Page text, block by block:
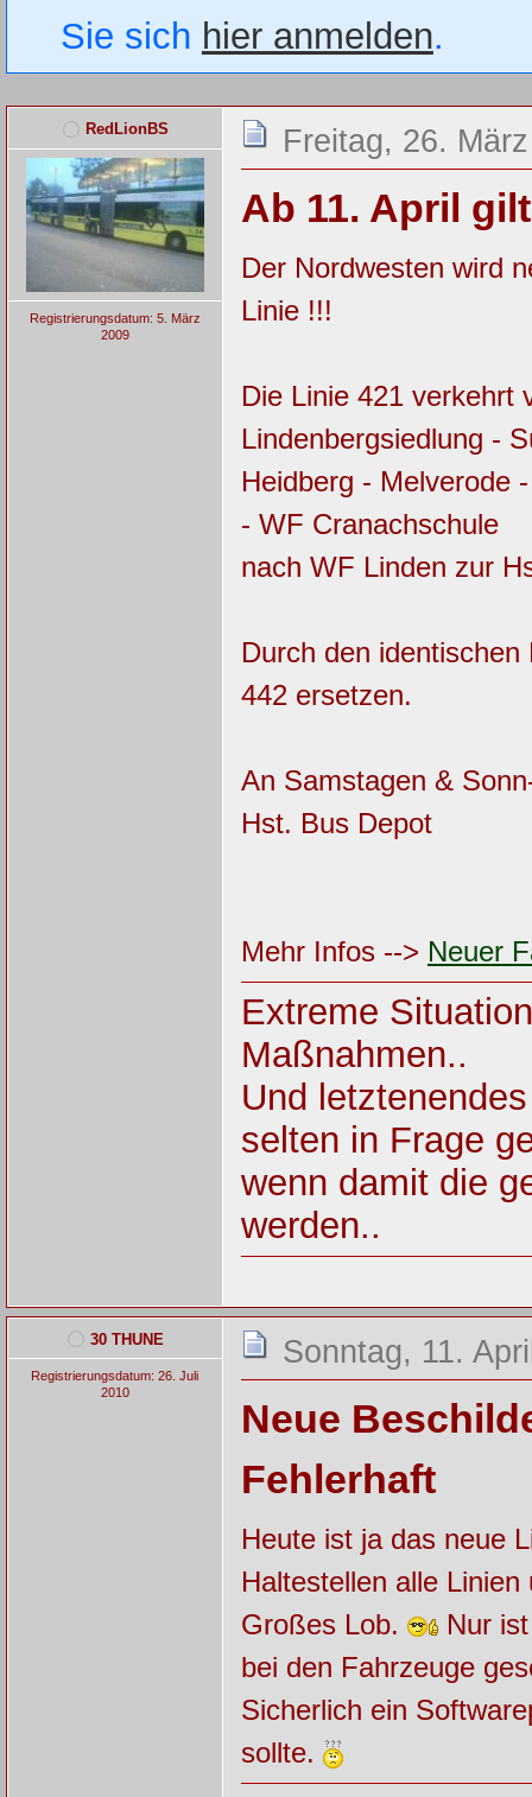
Sie sich hier anmelden.
RedLionBS
Registrierungsdatum: 5. März
2009
Freitag, 26.
Ab 11. April
Der Nordwesten wird
Linie !!!
Die Linie 421 verkehrt
Lindenbergsiedlung -
Heidberg - Melverode
- WF Cranachschule
nach WF Linden zur
Durch den
442 ersetzen.
An Samstagen &
Hst. Bus Depot
Mehr Infos --> Neuer
Extreme
Maßnahmen..
Und
selten in Frage
wenn damit die
werden..
30 THUNE
Registrierungsdatum: 26. Juli
2010
Sonntag, 11.
Neue
Fehlerhaft
Heute ist ja das neue
Haltestellen alle
Großes Lob.
Nur ist
bei den Fahrzeuge
Sicherlich ein
sollte.